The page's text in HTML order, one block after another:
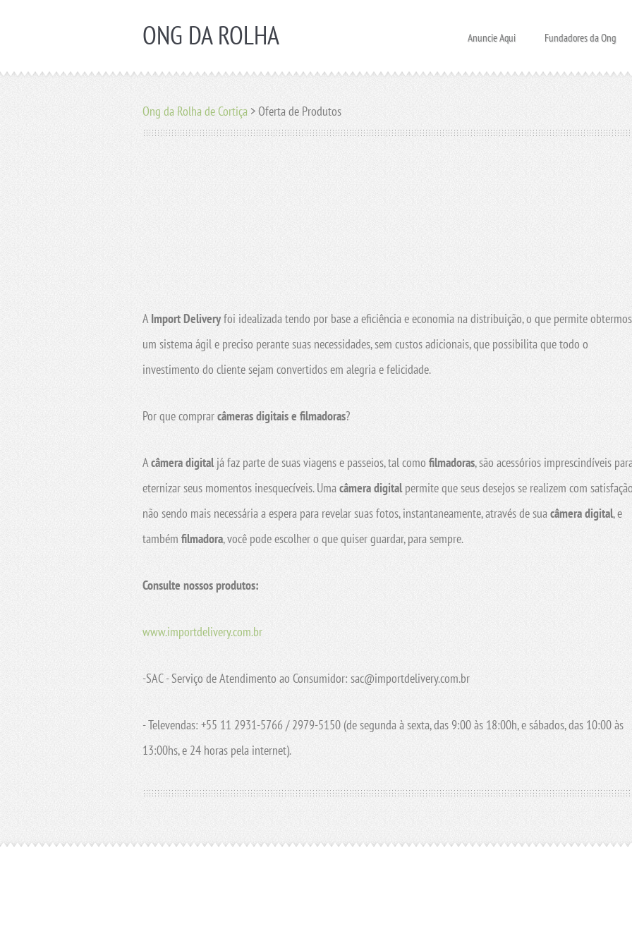
ONG DA ROLHA Anuncie Aqui Fundadores da Ong
Ong da Rolha de Cortiça >Oferta de Produtos
AImport Deliveryfoi idealizada tendo por base a eficiência e economia na distribuição, o que permite obtermos
um sistema ágil e preciso perante suas necessidades, sem custos adicionais, que possibilita que todo o
investimento do cliente sejam convertidos em alegria e felicidade.
Por que comprarcâmeras digitais e filmadoras?
Acâmera digitaljá faz parte de suas viagens e passeios, tal como filmadoras, são acessórios imprescindíveis
eternizar seus momentos inesquecíveis. Umacâmera digitalpermite que seus desejos se realizem com
não sendo mais necessária a espera para revelar suas fotos, instantaneamente, através de suacâmera digital, e
também filmadora, você pode escolher o que quiser guardar, para sempre.
Consulte nossos produtos:
www.importdelivery.com.br
-SAC - Serviço de Atendimento ao Consumidor: sac@importdelivery.com.br
- Televendas: +55 11 2931-5766 / 2979-5150 (de segunda à sexta, das 9:00 às 18:00h, e sábados, das 10:00 às
13:00hs, e 24 horas pela internet).